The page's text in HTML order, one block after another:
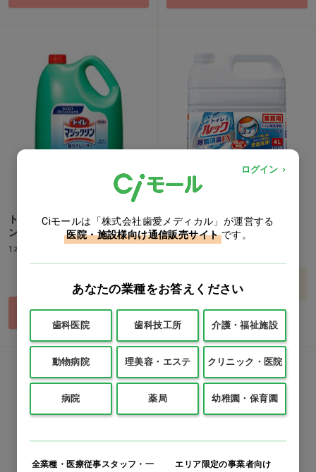
トイレマジックリン強力クレ
ンザー
1本(4.5L)
買い物カゴ
トイレルック [LION] 4L…他
バリエーションを見る
ログイン
Ciモールは「株式会社歯愛メディカル」が運営する
医院・施設様向け通信販売サイト です。
あなたの業種をお答えください
歯科医院 歯科技工所 介護・福祉施設
動物病院 理美容・エステ クリニック・医院
病院 薬局 幼稚園・保育園
全業種・医療従事スタッフ・一
エリア限定の事業者向け